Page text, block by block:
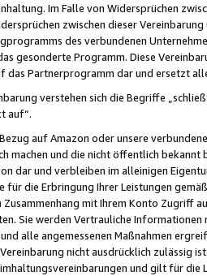
Im Falle von Widersprüchen
zwischen dieser
des verbundenen
gesonderte Programm. Diese
das Partnerprogramm dar und ersetzt
verstehen sich die Begriffe
auf“.
auf Amazon oder unsere
machen und die nicht öffentlich
dar und verbleiben im alleinigen
für die Erbringung Ihrer Leistungen
Zusammenhang mit Ihrem Konto
Sie werden Vertrauliche
alle angemessenen Maßnahmen
nicht ausdrücklich zulässig
und gilt für die